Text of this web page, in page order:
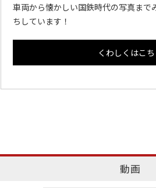
車両から懐かしい国鉄時代の写真まで
ちしています！
くわしくはこち
動画